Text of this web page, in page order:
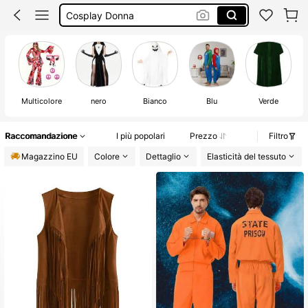
Vestito Medievale Donna
Costume
Multicolore nero Bianco Blu Verde
Raccomandazione I più popolari Prezzo
Filtro
Magazzino EU
Colore Dettaglio Elasticità del tessuto